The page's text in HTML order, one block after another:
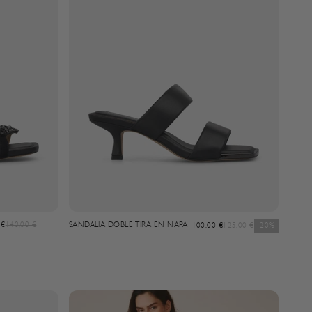
€Regulärer Preis
140,00 €
SANDALIA DOBLE TIRA EN NAPA Angebot
100,00 €Regulärer Preis
125,00 € -20%